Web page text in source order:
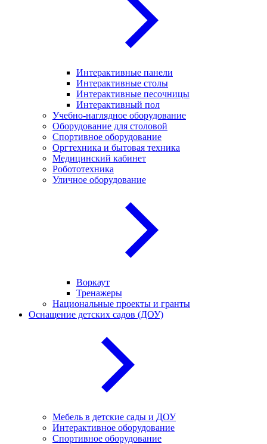
Интерактивные панели
Интерактивные столы
Интерактивные песочницы
Интерактивный пол
Учебно-наглядное оборудование
Оборудование для столовой
Спортивное оборудование
Оргтехника и бытовая техника
Медицинский кабинет
Робототехника
Уличное оборудование
Воркаут
Тренажеры
Национальные проекты и гранты
Оснащение детских садов (ДОУ)
Мебель в детские сады и ДОУ
Интерактивное оборудование
Спортивное оборудование